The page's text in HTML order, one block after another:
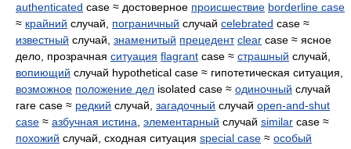
authenticated case ≈ достоверное происшествие borderline case
≈ крайний случай, пограничный случай celebrated case ≈
известный случай, знаменитый прецедент clear case ≈ ясное
дело, прозрачная ситуация flagrant case ≈ страшный случай,
вопиющий случай hypothetical case ≈ гипотетическая ситуация,
возможное положение дел isolated case ≈ одиночный случай
rare case ≈ редкий случай, загадочный случай open-and-shut
case ≈ азбучная истина элементарный случай similar case ≈
похожий случай, сходная ситуация special case ≈ особый